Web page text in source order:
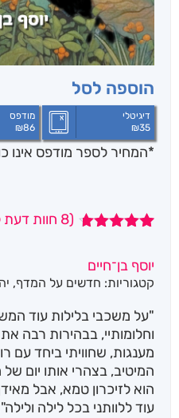
הוספה לסל
דיגיטלי
₪35
מודפס
₪86
*המחיר לספר מודפס אינו
5 מבוסס על
דירוגים של
(
8 חוות דעת
יוסף בן־חיים
קטגוריות: חדשים על המדף,
"על משכבי בלילות עוד
וחלומותיי, בבהירות רבה
מענגות, שחוויתי ביחד
המיטיב, בצהרי אותו יום
הוא לזיכרון טמא, אבל
עוד ללוותני בכל לילה